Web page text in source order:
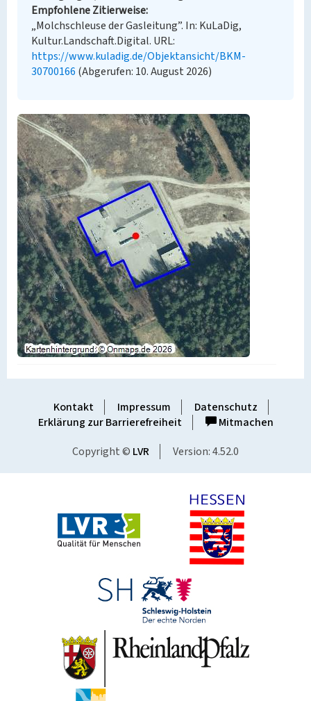
Empfohlene Zitierweise
„Molchschleuse der Gasleitung”. In: KuLaDig,
Kultur.Landschaft.Digital. URL:
https://www.kuladig.de/Objektansicht/BKM-
30700166 (Abgerufen: 10. August 2026)
Kontakt Impressum
Datenschutz
Erklärung zur Barrierefreiheit
Mitmachen
Copyright © LVR Version: 4.52.0